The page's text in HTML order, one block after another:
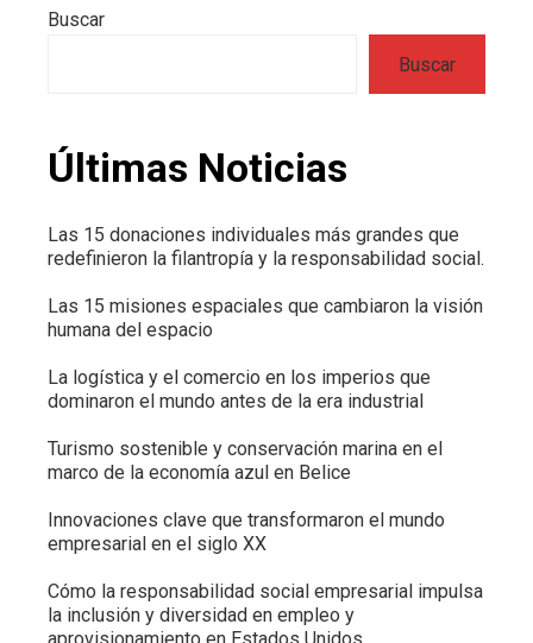
Buscar
Buscar
Últimas Noticias
Las 15 donaciones individuales más grandes que
redefinieron la filantropía y la responsabilidad social.
Las 15 misiones espaciales que cambiaron la visión
humana del espacio
La logística y el comercio en los imperios que
dominaron el mundo antes de la era industrial
Turismo sostenible y conservación marina en el
marco de la economía azul en Belice
Innovaciones clave que transformaron el mundo
empresarial en el siglo XX
Cómo la responsabilidad social empresarial impulsa
la inclusión y diversidad en empleo y